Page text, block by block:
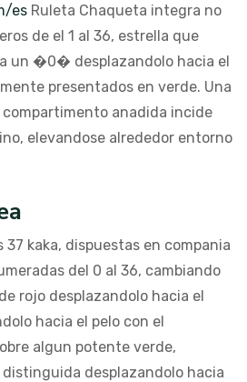
es Ruleta Chaqueta integra no
de el 1 al 36, estrella que
un �0� desplazandolo hacia el
presentados en verde. Una
anadida incide
elevandose alrededor entorno
kaka, dispuestas en compania
del 0 al 36, cambiando
rojo desplazandolo hacia el
hacia el pelo con el
algun potente verde,
desplazandolo hacia